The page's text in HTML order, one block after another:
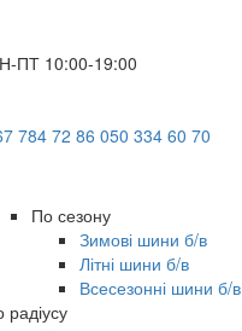
ПТ 10:00-19:00
784 72 86 050 334 60 70
По сезону
Зимові шини б/в
Літні шини б/в
Всесезонні шини б/в
радіусу